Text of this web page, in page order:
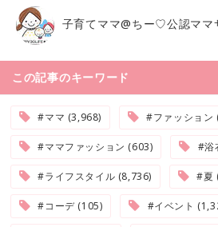
子育てママ@ちー♡公認ママ
この記事のキーワード
#ママ (3,968) #ファッション
#ママファッション (603) #浴
#ライフスタイル (8,736) #夏
#コーデ (105) #イベント